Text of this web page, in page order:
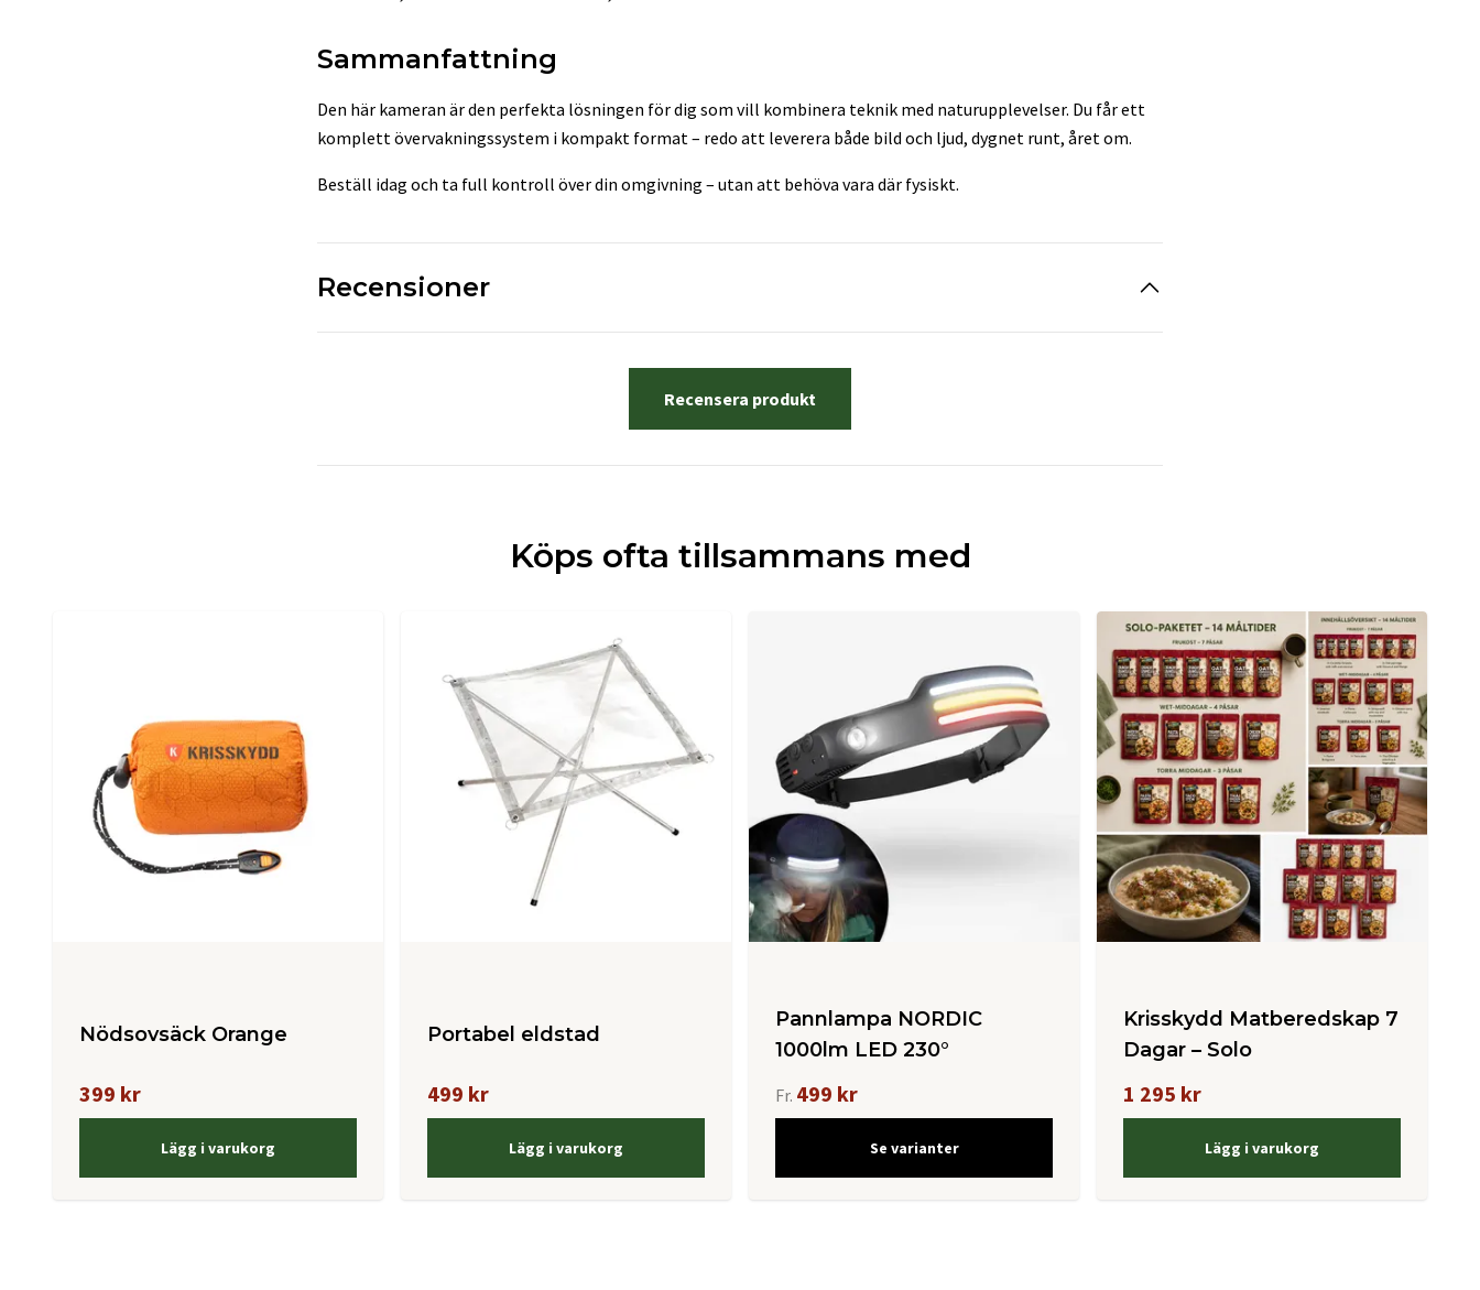
Sammanfattning
Den här kameran är den perfekta lösningen för dig som vill kombinera teknik med naturupplevelser. Du får ett
komplett övervakningssystem i kompakt format – redo att leverera både bild och ljud, dygnet runt, året om.
Beställ idag och ta full kontroll över din omgivning – utan att behöva vara där fysiskt.
Recensioner
Recensera produkt
Köps ofta tillsammans med
Nödsovsäck Orange
399 kr
Lägg i varukorg
Portabel eldstad
499 kr
Lägg i varukorg
Pannlampa NORDIC
1000lm LED 230°
Fr. 499 kr
Se varianter
Krisskydd Matberedskap 7
Dagar – Solo
1 295 kr
Lägg i varukorg